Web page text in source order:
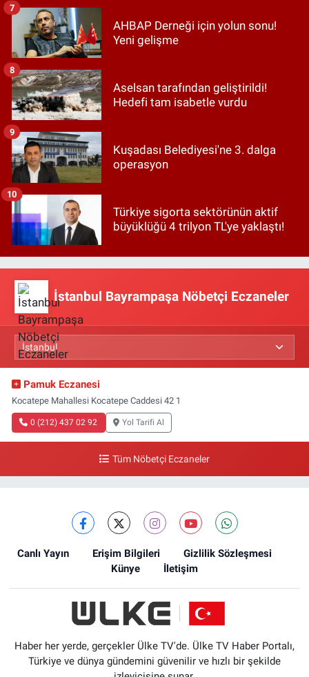
AHBAP Derneği için yolun sonu!
Yeni gelişme
7
Aselsan tarafından geliştirildi!
Hedefi tam isabetle vurdu
8
Kuşadası Belediyesi'ne 3. dalga
operasyon
9
Türkiye sigorta sektörünün aktif
büyüklüğü 4 trilyon TL'ye yaklaştı!
10
İstanbul Bayrampaşa Nöbetçi Eczaneler
Pamuk Eczanesi
Kocatepe Mahallesi Kocatepe Caddesi 42 1
0 (212) 437 02 92 Yol Tarifi Al
Tüm Nöbetçi Eczaneler
Canlı Yayın Erişim Bilgileri
Gizlilik Sözleşmesi
Künye
İletişim
Haber her yerde, gerçekler Ülke TV'de. Ülke TV Haber Portalı,
Türkiye ve dünya gündemini güvenilir ve hızlı bir şekilde